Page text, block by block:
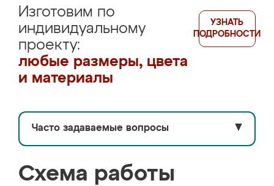
Изготовим по
индивидуальному
проекту:
любые размеры, цвета
и материалы
УЗНАТЬ
ПОДРОБНОСТИ
Часто задаваемые вопросы ▼
Схема работы